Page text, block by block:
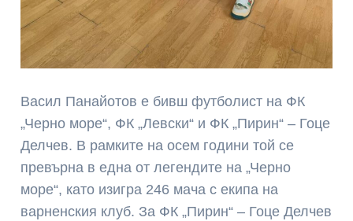
Васил Панайотов е бивш футболист на ФК
„Черно море“, ФК „Левски“ и ФК „Пирин“ – Гоце
Делчев. В рамките на осем години той се
превърна в една от легендите на „Черно
море“, като изигра 246 мача с екипа на
варненския клуб. За ФК „Пирин“ – Гоце Делчев